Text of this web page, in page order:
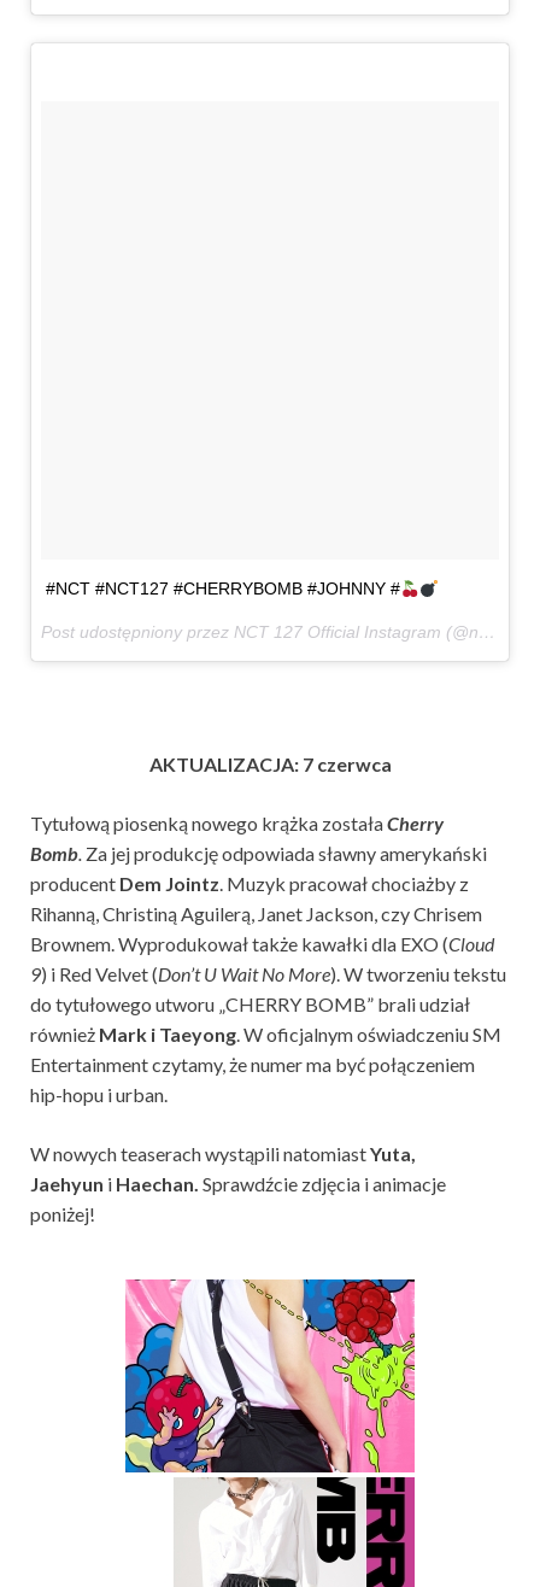
#NCT #NCT127 #CHERRYBOMB #JOHNNY #
Post udostępniony przez NCT 127 Official Instagram (@nct127)
AKTUALIZACJA: 7 czerwca
Tytułową piosenką nowego krążka zostałaCherry
Bomb. Za jej produkcję odpowiada sławny amerykański
producent Dem Jointz. Muzyk pracował chociażby z
Rihanną, Christiną Aguilerą, Janet Jackson, czy Chrisem
Brownem. Wyprodukował także kawałki dla EXO (Cloud
9) i Red Velvet (Don’t U Wait No More). W tworzeniu tekstu
do tytułowego utworu „CHERRY BOMB” brali udział
również Mark i Taeyong. W oficjalnym oświadczeniu SM
Entertainment czytamy, że numer ma być połączeniem
hip-hopu i urban.
W nowych teaserach wystąpili natomiastYuta,
Jaehyun i Haechan. Sprawdźcie zdjęcia i animacje
poniżej!